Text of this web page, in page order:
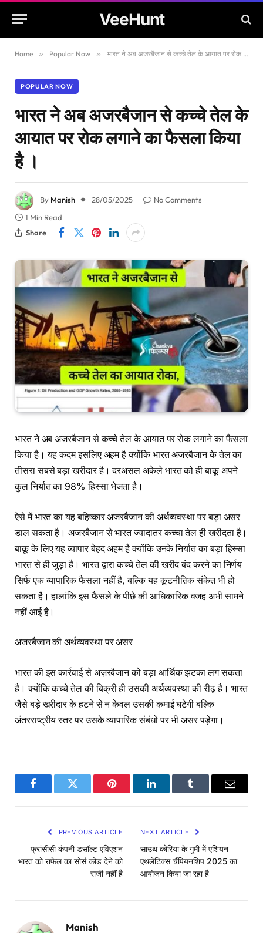
VeeHunt
Home » Popular Now » भारत ने अब अजरबैजान से कच्चे तेल के आयात पर रोक लगाने का फैसला किया है ।
POPULAR NOW
भारत ने अब अजरबैजान से कच्चे तेल के
आयात पर रोक लगाने का फैसला किया
है ।
By Manish 28/05/2025
No Comments
1 Min Read
Share
भारत ने अब अजरबैजान से कच्चे तेल के आयात पर रोक लगाने का फैसला
किया है। यह कदम इसलिए अहम है क्योंकि भारत अजरबैजान के तेल का
तीसरा सबसे बड़ा खरीदार है। दरअसल अकेले भारतको ही बाकू अपने
कुल निर्यात का 98% हिस्सा भेजता है।
ऐसे में भारत का यह बहिष्कार अजरबैजान की अर्थव्यवस्था पर बड़ा असर
डाल सकता है। अजरबैजान से भारत ज्यादातर कच्चा तेल ही खरीदता है।
बाकू के लिए यह व्यापार बेहद अहम है क्योंकि उनके निर्यात का बड़ा हिस्सा
भारत से ही जुड़ा है। भारत द्वारा कच्चे तेल की खरीद बंद करने का निर्णय
सिर्फ एक व्यापारिक फैसला नहीं है, बल्कि यह कूटनीतिक संकेत भी हो
सकता है। हालांकि इस फैसले के पीछे की आधिकारिक वजह अभी सामने
नहीं आई है।
अजरबैजान की अर्थव्यवस्था पर असर
भारत की इस कार्रवाई से अज़रबैजान को बड़ा आर्थिक झटका लग सकता
है। क्योंकि कच्चे तेल की बिक्री ही उसकी अर्थव्यवस्था की रीढ़ है। भारत
जैसे बड़े खरीदार के हटने से न केवल उसकी कमाई घटेगी बल्कि
अंतरराष्ट्रीय स्तर पर उसके व्यापारिक संबंधों पर भी असर पड़ेगा।
FacebookTwitter Pinterest LinkedInTumblr Email
PREVIOUS ARTICLE
फ्रांसीसी कंपनी डसॉल्ट एविएशन
भारत को राफेल का सोर्स कोड देने को
राजी नहीं है
NEXT ARTICLE
साउथ कोरिया के गुमी में एशियन
एथलेटिक्स चैंपियनशिप 2025 का
आयोजन किया जा रहा है
Manish